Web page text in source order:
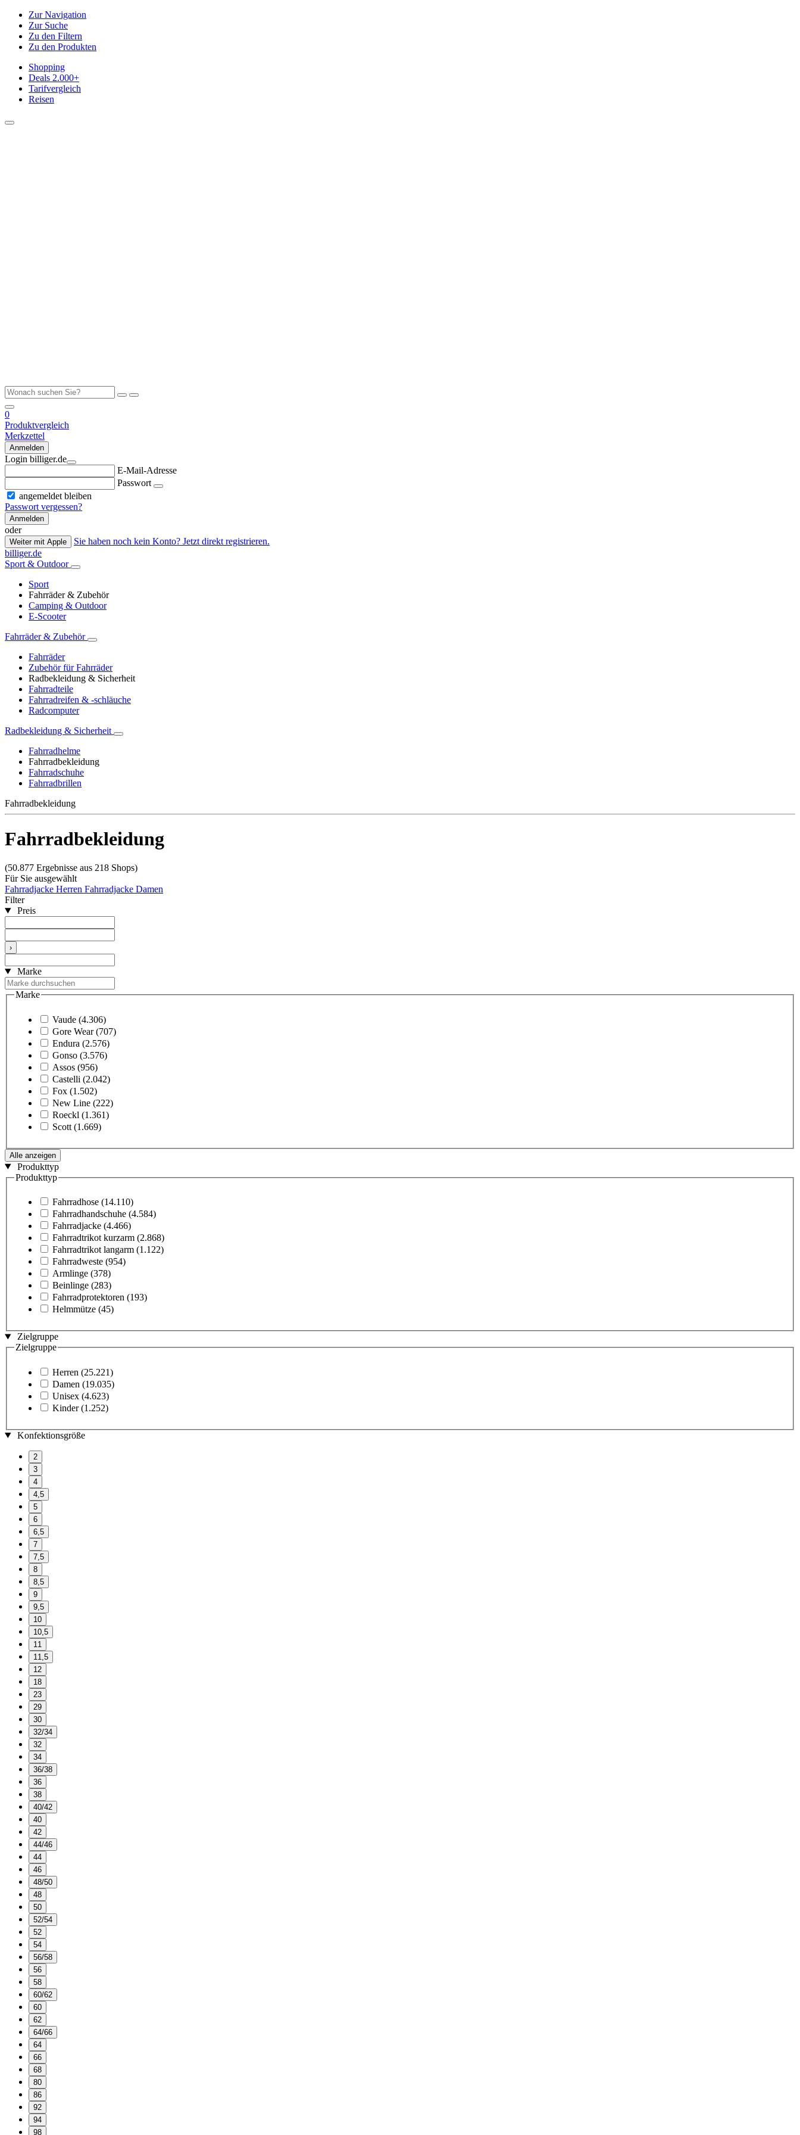
Zur Navigation
Zur Suche
Zu den Filtern
Zu den Produkten
Shopping
Deals 2.000+
Tarifvergleich
Reisen
0
Produktvergleich
Merkzettel
Anmelden
Login billiger.de
E-Mail-Adresse
Passwort
angemeldet bleiben
Passwort vergessen?
Anmelden
oder
Weiter mit Apple
Sie haben noch kein Konto? Jetzt direkt registrieren.
billiger.de
Sport & Outdoor
Sport
Fahrräder & Zubehör
Camping & Outdoor
E-Scooter
Fahrräder & Zubehör
Fahrräder
Zubehör für Fahrräder
Radbekleidung & Sicherheit
Fahrradteile
Fahrradreifen & -schläuche
Radcomputer
Radbekleidung & Sicherheit
Fahrradhelme
Fahrradbekleidung
Fahrradschuhe
Fahrradbrillen
Fahrradbekleidung
Fahrradbekleidung
(50.877 Ergebnisse aus 218 Shops)
Für Sie ausgewählt
Fahrradjacke Herren Fahrradjacke Damen
Filter
Preis
›
Marke
Marke
Vaude (4.306)
Gore Wear (707)
Endura (2.576)
Gonso (3.576)
Assos (956)
Castelli (2.042)
Fox (1.502)
New Line (222)
Roeckl (1.361)
Scott (1.669)
Alle anzeigen
Produkttyp
Produkttyp
Fahrradhose (14.110)
Fahrradhandschuhe (4.584)
Fahrradjacke (4.466)
Fahrradtrikot kurzarm (2.868)
Fahrradtrikot langarm (1.122)
Fahrradweste (954)
Armlinge (378)
Beinlinge (283)
Fahrradprotektoren (193)
Helmmütze (45)
Zielgruppe
Zielgruppe
Herren (25.221)
Damen (19.035)
Unisex (4.623)
Kinder (1.252)
Konfektionsgröße
2
3
4
4,5
5
6
6,5
7
7,5
8
8,5
9
9,5
10
10,5
11
11,5
12
18
23
29
30
32/34
32
34
36/38
36
38
40/42
40
42
44/46
44
46
48/50
48
50
52/54
52
54
56/58
56
58
60/62
60
62
64/66
64
66
68
80
86
92
94
98